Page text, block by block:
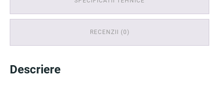
RECENZII (0)
Descriere